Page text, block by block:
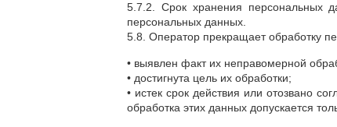
5.7.2. Срок хранения персональных
персональных данных.
5.8. Оператор прекращает обработку
• выявлен факт их неправомерной
• достигнута цель их обработки;
• истек срок действия или отозвано
обработка этих данных допускается